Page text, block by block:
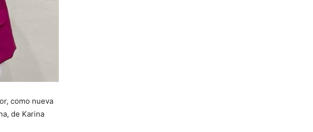
como nueva
de Karina